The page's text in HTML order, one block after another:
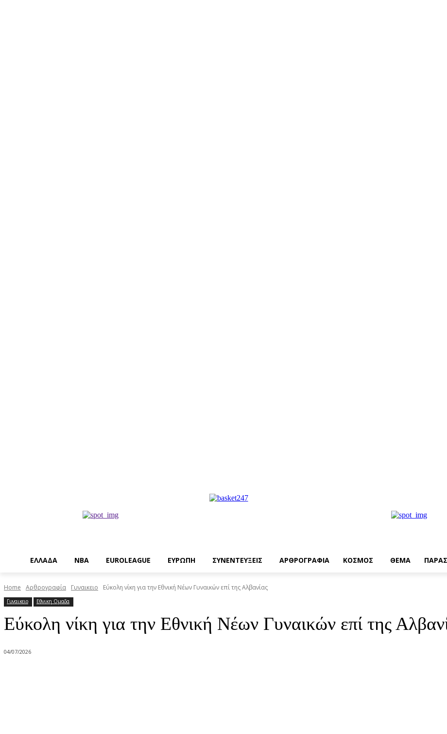
EΛΛΑΔΑ NBA ΕUROLEAGUE ΕΥΡΩΠΗ ΣΥΝΕΝΤΕΥΞΕΙΣ ΑΡΘΡΟΓΡΑΦΙΑ ΚΟΣΜΟΣ ΘΕΜΑ
Home Αρθρογραφία Γυναικειο Εύκολη νίκη για την Εθνική Νέων Γυναικών επί της Αλβανίας
Γυναικειο Εθνικη Ομαδα
Εύκολη νίκη για την Εθνική Νέων Γυναικών επί της
04/07/2026